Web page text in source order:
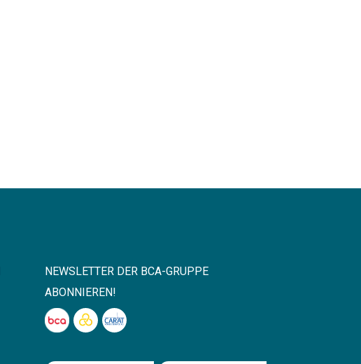
NEWSLETTER DER BCA-GRUPPE
ABONNIEREN!